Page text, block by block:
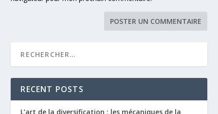
RECENT POSTS
L’art de la diversification : les mécaniques de la